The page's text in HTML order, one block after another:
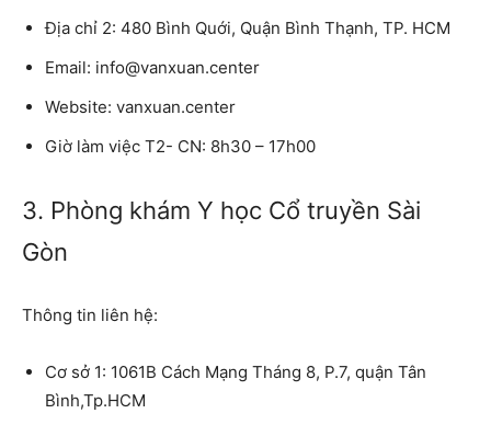
Địa chỉ 2: 480 Bình Quới, Quận Bình Thạnh, TP. HCM
Email: info@vanxuan.center
Website: vanxuan.center
Giờ làm việc T2- CN: 8h30 – 17h00
3. Phòng khám Y học Cổ truyền Sài
Gòn
Thông tin liên hệ:
Cơ sở 1: 1061B Cách Mạng Tháng 8, P.7, quận Tân
Bình,Tp.HCM